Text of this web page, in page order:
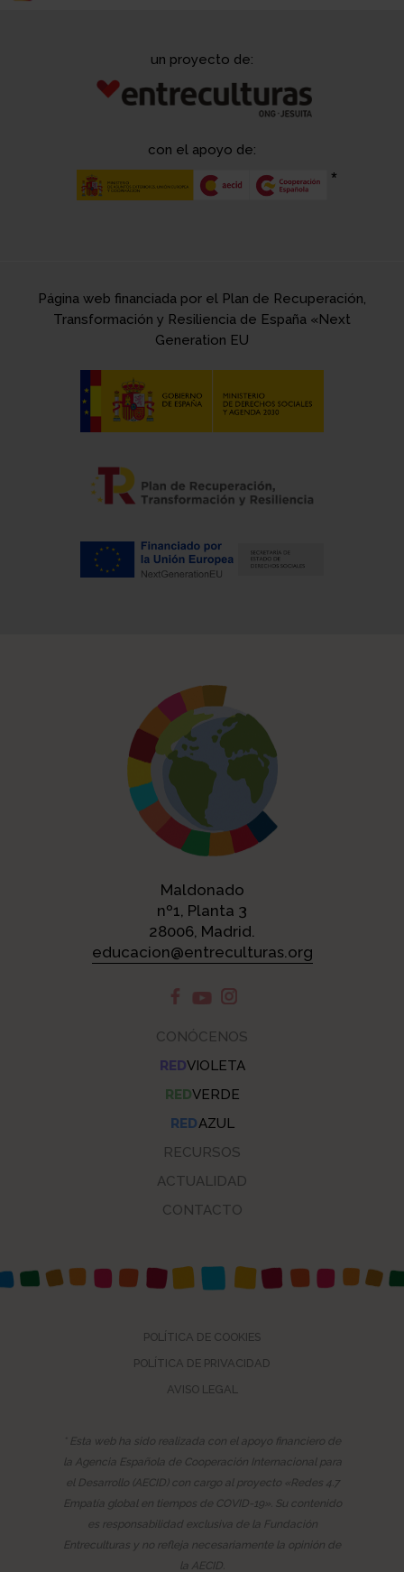
un proyecto de:
con el apoyo de:
Página web financiada por el Plan de Recuperación,
Transformación y Resiliencia de España «Next
Generation EU
Maldonado
nº1, Planta 3
28006, Madrid.
educacion@entreculturas.org
CONÓCENOS
REDVIOLETA
REDVERDE
REDAZUL
RECURSOS
ACTUALIDAD
CONTACTO
POLÍTICA DE COOKIES
POLÍTICA DE PRIVACIDAD
AVISO LEGAL
* Esta web ha sido realizada con el apoyo financiero de
la Agencia Española de Cooperación Internacional para
el Desarrollo (AECID) con cargo al proyecto «Redes 4.7
Empatía global en tiempos de COVID-19». Su contenido
es responsabilidad exclusiva de la Fundación
Entreculturas y no refleja necesariamente la opinión de
la AECID.